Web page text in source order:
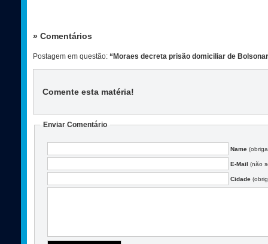
» Comentários
Postagem em questão: “Moraes decreta prisão domiciliar de
Comente esta matéria!
Enviar Comentário
Name
E-Mail (não
Cidade